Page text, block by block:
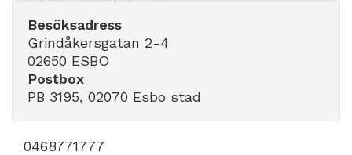
Besöksadress
Grindåkersgatan 2-4
02650 ESBO
Postbox
PB 3195, 02070 Esbo stad
0468771777